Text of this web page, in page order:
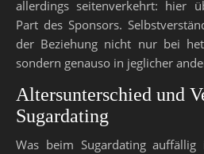
allerdings seitenverkehrt: hier
Part des Sponsors.
der Beziehung nicht nur bei
sondern genauso in jeglicher
Altersunterschied und
Sugardating
Was beim Sugardating